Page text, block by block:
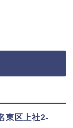
東区上社2-